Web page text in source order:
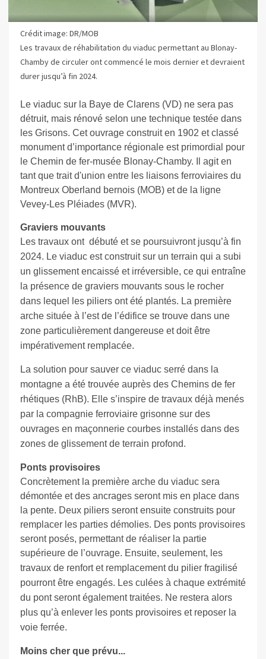
Crédit image: DR/MOB
Les travaux de réhabilitation du viaduc permettant au Blonay-
Chamby de circuler ont commencé le mois dernier et devraient
durer jusqu’à fin 2024.
Le viaduc sur la Baye de Clarens (VD) ne sera pas
détruit, mais rénové selon une technique testée dans
les Grisons. Cet ouvrage construit en 1902 et classé
monument d’importance régionale est primordial pour
le Chemin de fer-musée Blonay-Chamby. Il agit en
tant que trait d'union entre les liaisons ferroviaires du
Montreux Oberland bernois (MOB) et de la ligne
Vevey-Les Pléiades (MVR).
Graviers mouvants
Les travaux ont débuté et se poursuivront jusqu’à fin
2024. Le viaduc est construit sur un terrain qui a subi
un glissement encaissé et irréversible, ce qui entraîne
la présence de graviers mouvants sous le rocher
dans lequel les piliers ont été plantés. La première
arche située à l’est de l’édifice se trouve dans une
zone particulièrement dangereuse et doit être
impérativement remplacée.
La solution pour sauver ce viaduc serré dans la
montagne a été trouvée auprès des Chemins de fer
rhétiques (RhB). Elle s’inspire de travaux déjà menés
par la compagnie ferroviaire grisonne sur des
ouvrages en maçonnerie courbes installés dans des
zones de glissement de terrain profond.
Ponts provisoires
Concrètement la première arche du viaduc sera
démontée et des ancrages seront mis en place dans
la pente. Deux piliers seront ensuite construits pour
remplacer les parties démolies. Des ponts provisoires
seront posés, permettant de réaliser la partie
supérieure de l’ouvrage. Ensuite, seulement, l es
travaux de renfort et remplacement du pilier fragilisé
pourront être engagés. Les culées à chaque extrémité
du pont seront également traitées. Ne restera alors
plus qu’à enlever les ponts provisoires et reposer la
voie ferrée.
Moins cher que prévu...